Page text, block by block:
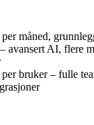
måned,
avansert AI, flere
bruker – fulle